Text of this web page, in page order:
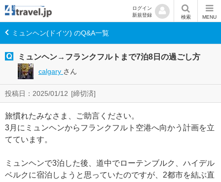
ログイン
新規登録
検索 MENU
ミュンヘン(ドイツ) のQ&A一覧
ミュンヘン→フランクフルトまで7泊8日の過ごし方
calgary さん
投稿日：2025/01/12 [締切済]
旅慣れたみなさま、ご助言ください。
3月にミュンヘンからフランクフルト空港へ向かう計画を立
てています。
ミュンヘンで3泊した後、道中でローテンブルク、ハイデル
ベルクに宿泊しようと思っていたのですが、2都市を結ぶ直